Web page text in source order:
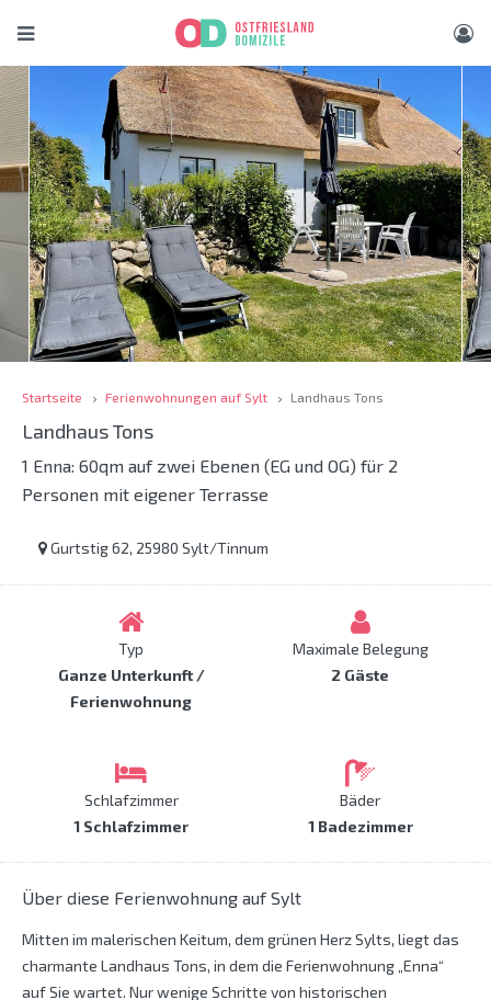
Startseite Ferienwohnungen auf Sylt Landhaus Tons
Landhaus Tons
1 Enna: 60qm auf zwei Ebenen (EG und OG) für 2
Personen mit eigener Terrasse
Gurtstig 62, 25980 Sylt/Tinnum
Typ
Ganze Unterkunft /
Ferienwohnung
Maximale Belegung
2 Gäste
Schlafzimmer
1 Schlafzimmer
Bäder
1 Badezimmer
Über diese Ferienwohnung auf Sylt
Mitten im malerischen Keitum, dem grünen Herz Sylts, liegt das
charmante Landhaus Tons, in dem die Ferienwohnung „Enna“
auf Sie wartet. Nur wenige Schritte von historischen